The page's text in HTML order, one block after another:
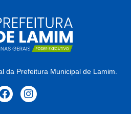
da Prefeitura Municipal de Lamim.